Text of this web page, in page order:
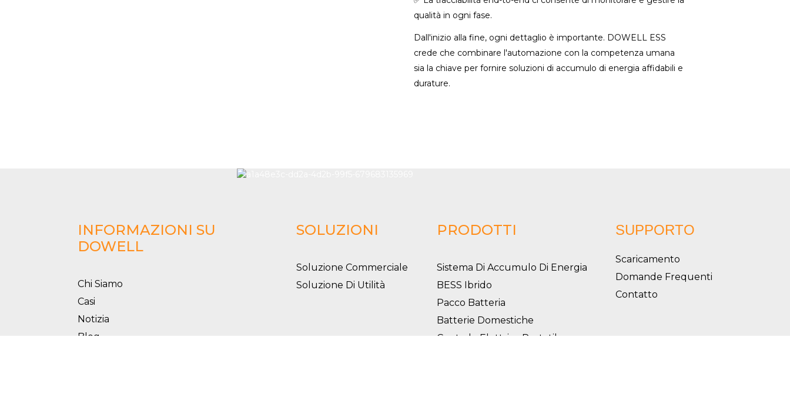
qualità in ogni fase.
Dall'inizio alla fine, ogni dettaglio è importante. DOWELL ESS
crede che combinare l'automazione con la competenza umana
sia la chiave per fornire soluzioni di accumulo di energia affidabili e
durature.
INFORMAZIONI SU
DOWELL
Chi Siamo
Casi
Notizia
Blog
SOLUZIONI
Soluzione Commerciale
Soluzione Di Utilità
PRODOTTI
Sistema Di Accumulo Di Energia
BESS Ibrido
Pacco Batteria
Batterie Domestiche
Centrale Elettrica Portatile
SUPPORTO
Scaricamento
Domande Frequenti
Contatto